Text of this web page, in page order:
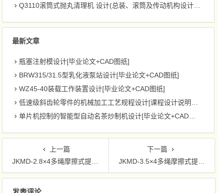
Q3110滚筒式抛丸清理机 设计(总装、滚筒及传动机构设计)[毕业论文+CAD图纸]
最新文章
瓶塞注射模设计[毕业论文+CAD图纸]
BRW315/31.5型乳化液泵站设计[毕业论文+CAD图纸]
WZ45-40装载工作装置设计[毕业论文+CAD图纸]
低速级斜齿轮零件的机械加工工艺规程设计[课程设计说明书+CAD图纸]
单片机控制的智能型自动名茶炒制机设计[毕业论文+CAD图纸]
上一篇
JKMD-2.8×4多绳摩擦式提升机设计[毕业论文+CAD图纸]
下一篇
JKMD-3.5×4多绳摩擦式提升机设计[毕业论文+CAD图纸]